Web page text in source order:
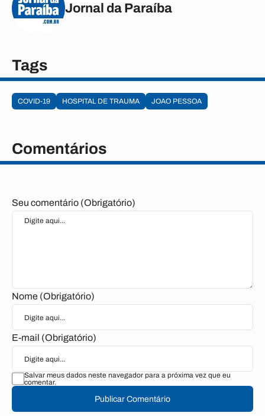
Jornal da Paraíba
Tags
COVID-19 HOSPITAL DE TRAUMA JOAO PESSOA
Comentários
Seu comentário (Obrigatório)
Nome (Obrigatório)
E-mail (Obrigatório)
Salvar meus dados neste navegador para a próxima vez que eu
comentar.
Publicar Comentário